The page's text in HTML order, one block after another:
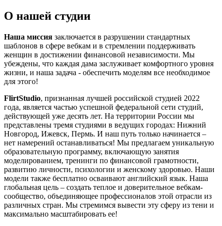
О нашей студии
Наша миссия заключается в разрушении стандартных
шаблонов в сфере вебкам и в стремлении поддерживать
женщин в достижении финансовой независимости. Мы
убеждены, что каждая дама заслуживает комфортного уровня
жизни, и наша задача - обеспечить моделям все необходимое
для этого!
FlirtStudio, признанная лучшей российской студией 2022
года, является частью успешной федеральной сети студий,
действующей уже десять лет. На территории России мы
представлены тремя студиями в ведущих городах: Нижний
Новгород, Ижевск, Пермь. И наш путь только начинается –
нет намерений останавливаться! Мы предлагаем уникальную
образовательную программу, включающую занятия
моделированием, тренинги по финансовой грамотности,
развитию личности, психологии и женскому здоровью. Наши
модели также бесплатно осваивают английский язык. Наша
глобальная цель – создать теплое и доверительное вебкам-
сообщество, объединяющее профессионалов этой отрасли из
различных стран. Мы стремимся вывести эту сферу из тени и
максимально масштабировать ее!